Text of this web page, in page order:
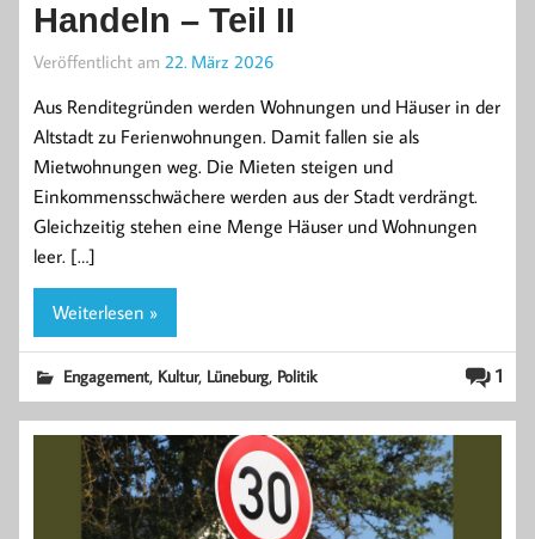
Handeln – Teil II
Veröffentlicht am 22. März 2026
Aus Renditegründen werden Wohnungen und Häuser in der
Altstadt zu Ferienwohnungen. Damit fallen sie als
Mietwohnungen weg. Die Mieten steigen und
Einkommensschwächere werden aus der Stadt verdrängt.
Gleichzeitig stehen eine Menge Häuser und Wohnungen
leer. […]
Weiterlesen »
1
Engagement, Kultur, Lüneburg, Politik